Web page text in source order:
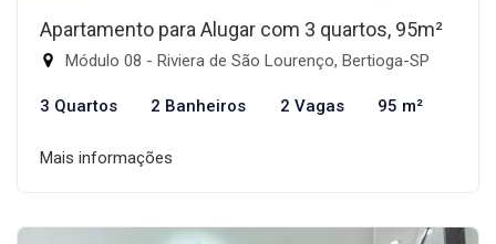
Apartamento para Alugar com 3 quartos, 95m²
Módulo 08 - Riviera de São Lourenço, Bertioga-SP
3 Quartos 2 Banheiros 2 Vagas 95 m²
Mais informações